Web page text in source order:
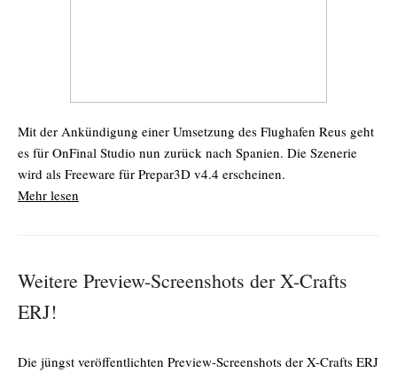
Mit der Ankündigung einer Umsetzung des Flughafen Reus geht
es für OnFinal Studio nun zurück nach Spanien. Die Szenerie
wird als Freeware für Prepar3D v4.4 erscheinen.
Mehr lesen
Weitere Preview-Screenshots der X-Crafts
ERJ!
Die jüngst veröffentlichten Preview-Screenshots der X-Crafts ERJ